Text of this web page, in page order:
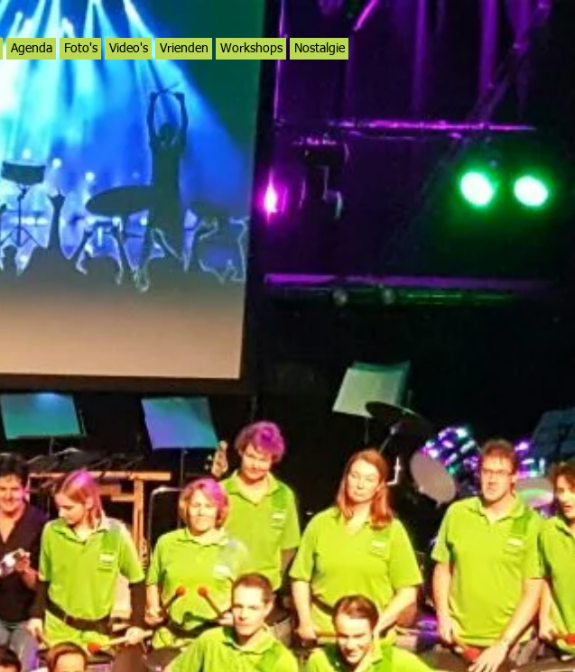
Agenda Foto's Video's Vrienden Workshops Nostalgie